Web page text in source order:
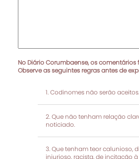
No Diário Corumbaense, os
Observe as seguintes regras antes de
Codinomes não serão aceitos.
Que não tenham relação
noticiado.
Que tenham teor calunioso,
injurioso, racista, de incitação